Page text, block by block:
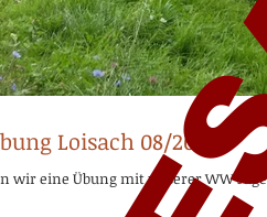
Loisach 08/2016
wir eine Übung mit unserer WW